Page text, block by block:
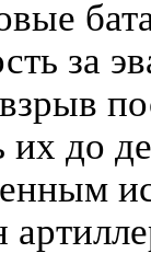
за
их до